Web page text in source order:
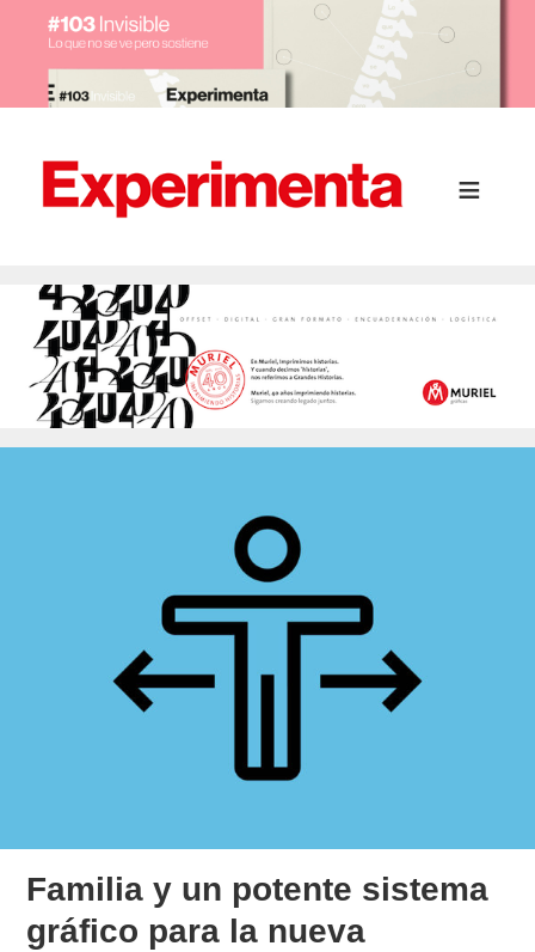
Familia y un potente sistema
gráfico para la nueva